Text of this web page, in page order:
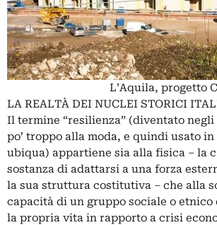
L’Aquila, progetto
LA REALTÀ DEI NUCLEI STORICI
Il termine “resilienza” (diventato
po’ troppo alla moda, e quindi usato in
ubiqua) appartiene sia alla fisica – la
sostanza di adattarsi a una forza
la sua struttura costitutiva – che alla
capacità di un gruppo sociale o etnico
la propria vita in rapporto a crisi